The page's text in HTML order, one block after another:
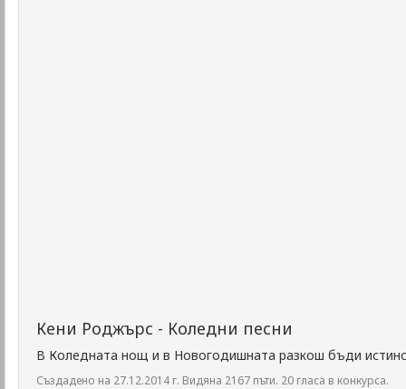
Кени Роджърс - Коледни песни
В Коледната нощ и в Новогодишната разкош бъди
Създадено на 27.12.2014 г. Видяна 2167 пъти. 20 гласа в конкурса.